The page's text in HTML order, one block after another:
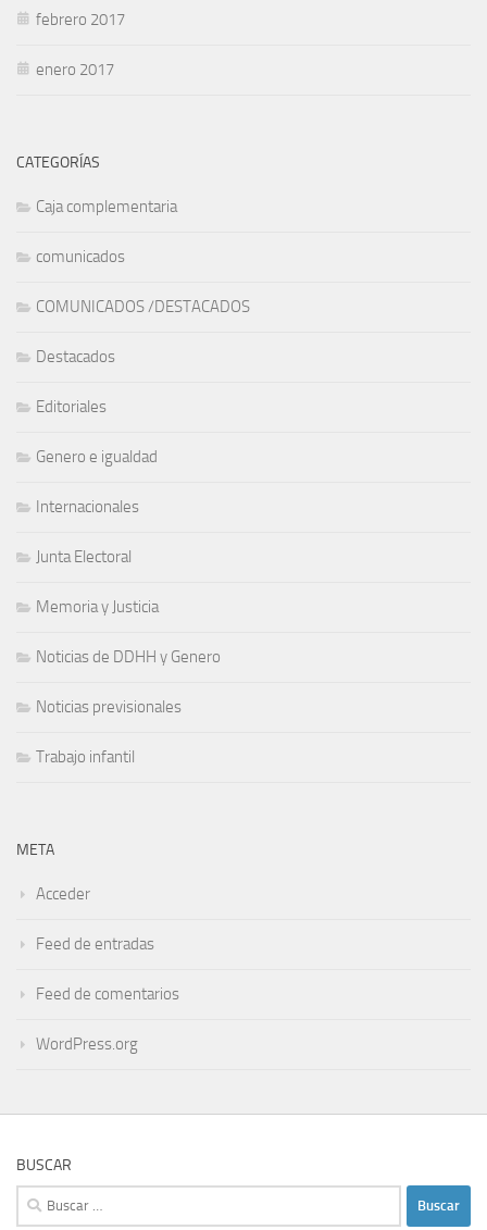
febrero 2017
enero 2017
CATEGORÍAS
Caja complementaria
comunicados
COMUNICADOS /DESTACADOS
Destacados
Editoriales
Genero e igualdad
Internacionales
Junta Electoral
Memoria y Justicia
Noticias de DDHH y Genero
Noticias previsionales
Trabajo infantil
META
Acceder
Feed de entradas
Feed de comentarios
WordPress.org
BUSCAR
Buscar: